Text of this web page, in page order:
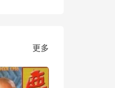
更多